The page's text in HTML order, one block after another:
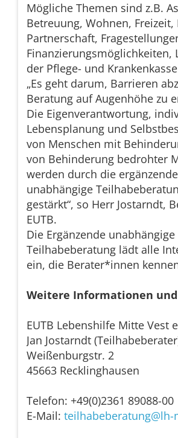
Mögliche Themen sind z.B.
Betreuung, Wohnen,
Partnerschaft,
Finanzierungsmöglichkeiten,
der Pflege- und
„Es geht darum, Barrieren
Beratung auf Augenhöhe zu
Die Eigenverantwortung,
Lebensplanung und
von Menschen mit
von Behinderung bedrohter
werden durch die ergänzende
unabhängige
gestärkt“, so Herr Jostarndt,
EUTB.
Die Ergänzende unabhängige
Teilhabeberatung lädt alle
ein, die Berater*innen
Weitere Informationen
EUTB Lebenshilfe Mitte Vest
Jan Jostarndt
Weißenburgstr. 2
45663 Recklinghausen
Telefon: +49(0)2361 89088-00
E-Mail: